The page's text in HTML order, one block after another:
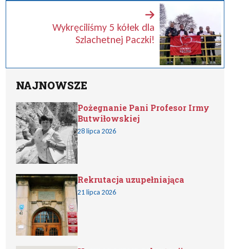
Wykręciliśmy 5 kółek dla
Szlachetnej Paczki!
NAJNOWSZE
Pożegnanie Pani Profesor Irmy
Butwiłowskiej
28 lipca 2026
Rekrutacja uzupełniająca
21 lipca 2026